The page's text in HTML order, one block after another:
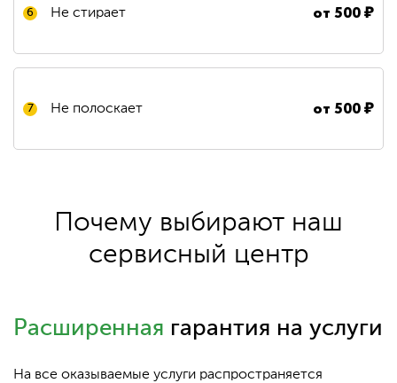
6 Не стирает от500₽
7 Не полоскает от500₽
Почему выбирают наш
сервисный центр
Расширенная гарантия на услуги
На все оказываемые услуги распространяется